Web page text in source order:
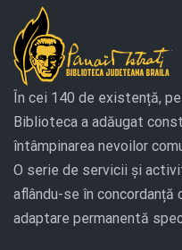
În cei 140 de existență,
Biblioteca a adăugat
întâmpinarea nevoilor
O serie de servicii și
aflându-se în
adaptare permanentă